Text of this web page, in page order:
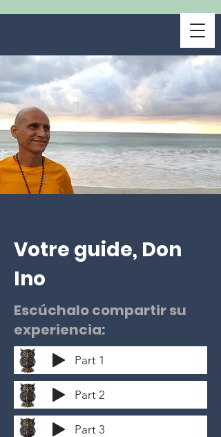
Votre guide, Don
Ino
Escúchalo compartir su
experiencia:
Part 1
Part 2
Part 3